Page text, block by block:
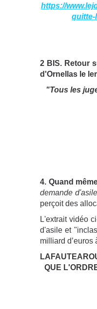
https://
quitte-
2 BIS. Retour
d'Ornellas le
"Tous les
4. Quand
demande d'asile
perçoit des
L'extrait vidéo
d'asile et
milliard d’euros
QUE